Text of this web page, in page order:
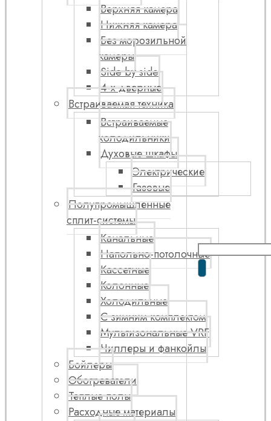
Верхняя камера
Нижняя камера
Без морозильной
камеры
Side by side
4-х дверные
Встраиваемая техника
Встраиваемые
холодильники
Духовые шкафы
Электрические
Газовые
Полупромышленные
сплит-системы
Канальные
Напольно-потолочные
Кассетные
Колонные
Холодильные
С зимним комплектом
Мультизональные VRF
Чиллеры и фанкойлы
Бойлеры
Обогреватели
Теплые полы
Расходные материалы